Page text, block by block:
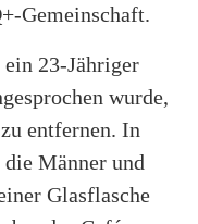
Gemeinschaft.
23-Jähriger
wurde,
entfernen. In
Männer und
Glasflasche